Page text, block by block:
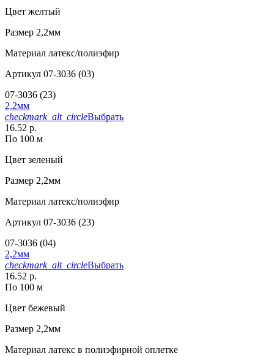
Цвет желтый
Размер 2,2мм
Материал латекс/полиэфир
Артикул 07-3036 (03)
07-3036 (23)
2,2мм
checkmark_alt_circleВыбрать
16.52 р.
По 100 м
Цвет зеленый
Размер 2,2мм
Материал латекс/полиэфир
Артикул 07-3036 (23)
07-3036 (04)
2,2мм
checkmark_alt_circleВыбрать
16.52 р.
По 100 м
Цвет бежевый
Размер 2,2мм
Материал латекс в полиэфирной оплетке